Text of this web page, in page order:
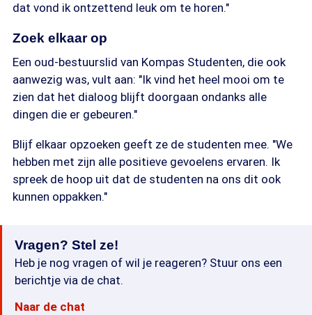
dat vond ik ontzettend leuk om te horen."
Zoek elkaar op
Een oud-bestuurslid van Kompas Studenten, die ook
aanwezig was, vult aan: "Ik vind het heel mooi om te
zien dat het dialoog blijft doorgaan ondanks alle
dingen die er gebeuren."
Blijf elkaar opzoeken geeft ze de studenten mee. "We
hebben met zijn alle positieve gevoelens ervaren. Ik
spreek de hoop uit dat de studenten na ons dit ook
kunnen oppakken."
Vragen? Stel ze!
Heb je nog vragen of wil je reageren? Stuur ons een
berichtje via de chat.
Naar de chat